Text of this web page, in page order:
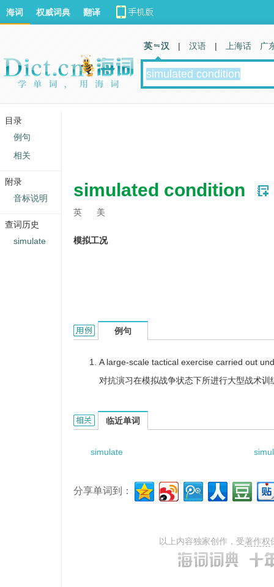
simulated condition
英 美
模拟工况
simulated condition的用法和样例：
例句
A large-scale tactical exercise carried out
对抗演习在模拟战争状态下所进行大型战术训
simulated condition的相关资料：
临近单词
simulate
分享单词到：
以上内容独家创作，受著作权
海词 权威词典 翻译
英 汉 | 汉语 | 上海话 广
目录
例句
相关
附录
音标说明
查词历史
simulate